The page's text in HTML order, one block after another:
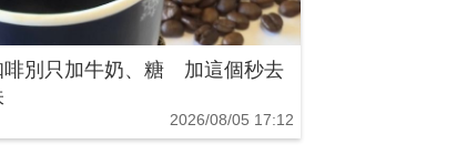
啡別只加牛奶、糖 加這個秒去
2026/08/05 17:12